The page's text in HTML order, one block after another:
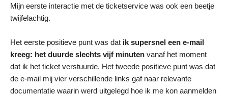
Mijn eerste interactie met de ticketservice was ook een beetje
twijfelachtig.
Het eerste positieve punt was dat ik supersnel een e-mail
kreeg: het duurde slechts vijf minuten vanaf het moment
dat ik het ticket verstuurde. Het tweede positieve punt was dat
de e-mail mij vier verschillende links gaf naar relevante
documentatie waarin werd uitgelegd hoe ik me kon aanmelden